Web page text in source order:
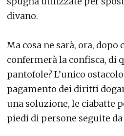
divano.
Ma cosa ne sarà, ora,
confermerà la confisca, di
pantofole? L’unico
pagamento dei diritti
una soluzione, le ciabatte
piedi di persone seguite